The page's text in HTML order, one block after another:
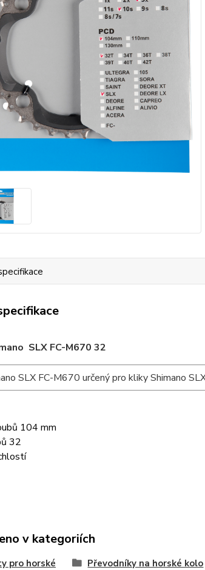
SLX FC-M670 32
SLX FC-M670 určený pro kliky Shimano
104 mm
32
v kategoriích
pro horské
Převodníky na horské kolo